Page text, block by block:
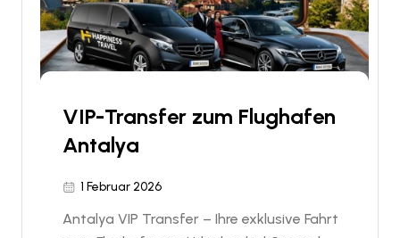
VIP-Transfer zum Flughafen
Antalya
1 Februar 2026
Antalya VIP Transfer – Ihre exklusive Fahrt